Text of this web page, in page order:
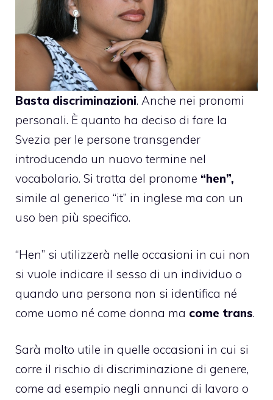
Basta discriminazioni. Anche nei pronomi
personali. È quanto ha deciso di fare la
Svezia per le persone transgender
introducendo un nuovo termine nel
vocabolario. Si tratta del pronome “hen”,
simile al generico “it” in inglese ma con un
uso ben più specifico.
“Hen” si utilizzerà nelle occasioni in cui non
si vuole indicare il sesso di un individuo o
quando una persona non si identifica né
come uomo né come donna ma come trans.
Sarà molto utile in quelle occasioni in cui si
corre il rischio di discriminazione di genere,
come ad esempio negli annunci di lavoro o